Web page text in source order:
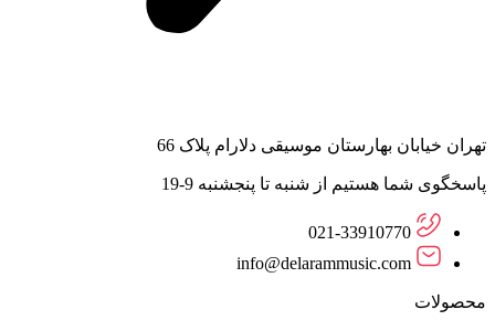
تهران خیابان بهارستان موسیقی دلارام پلاک 66
پاسخگوی شما هستیم از شنبه تا پنجشنبه 9-19
021-33910770
info@delarammusic.com
محصولات